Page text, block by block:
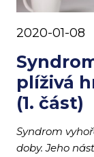
2020-01-08
plíživá
(1. část)
Syndrom
doby. Jeho